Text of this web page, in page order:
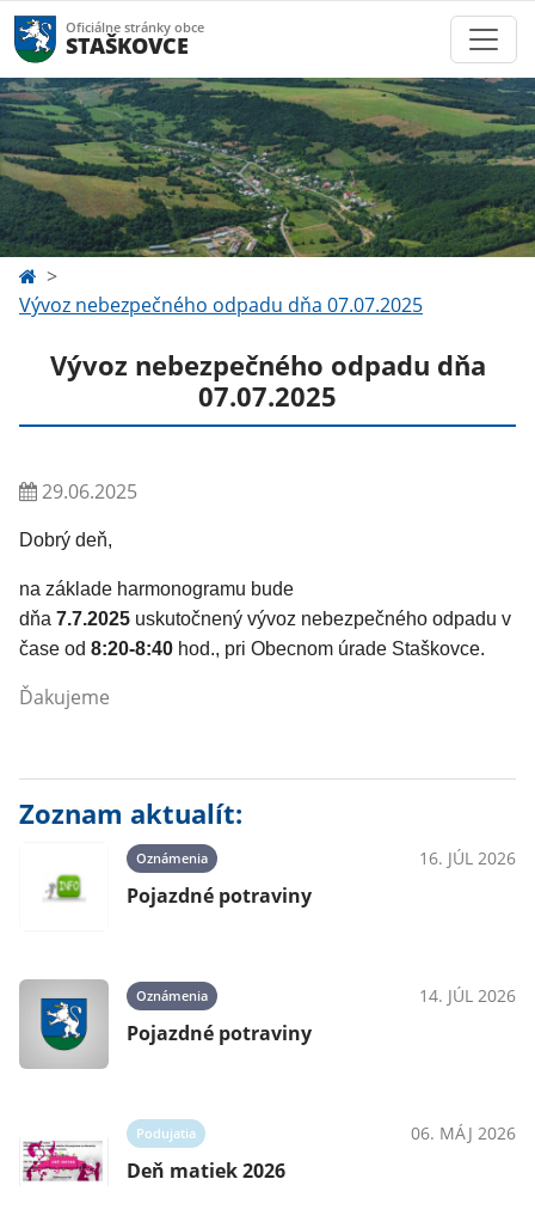
Oficiálne stránky obce
STAŠKOVCE
Vývoz nebezpečného odpadu dňa 07.07.2025
Vývoz nebezpečného odpadu dňa
07.07.2025
29.06.2025
Dobrý deň,
na základe harmonogramu bude
dňa 7.7.2025 uskutočnený vývoz nebezpečného odpadu v
čase od 8:20-8:40 hod., pri Obecnom úrade Staškovce.
Ďakujeme
Zoznam aktualít:
Oznámenia 16. JÚL 2026
Pojazdné potraviny
Oznámenia 14. JÚL 2026
Pojazdné potraviny
Podujatia 06. MÁJ 2026
Deň matiek 2026